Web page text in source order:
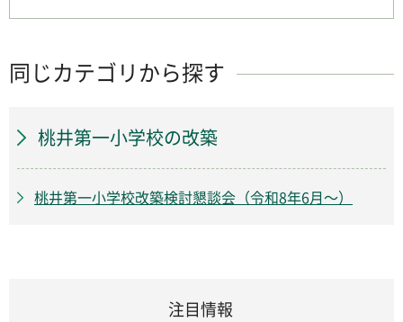
同じカテゴリから探す
桃井第一小学校の改築
桃井第一小学校改築検討懇談会（令和8年6月～）
注目情報